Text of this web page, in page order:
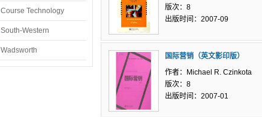
Course Technology
South-Western
Wadsworth
版次：8
出版时间：2007-09
国际营销（英文影印版）
作者：Michael R. Czinkota
版次：8
出版时间：2007-01